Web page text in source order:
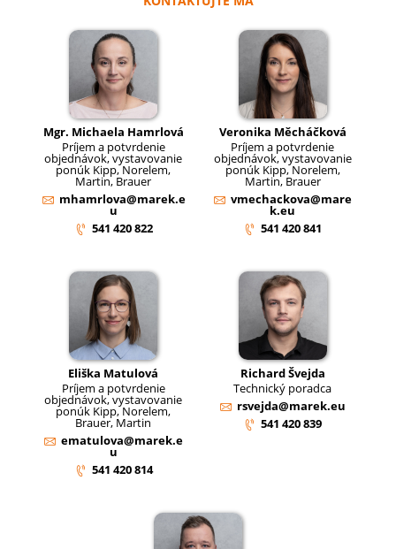
Mgr. Michaela Hamrlová
Príjem a potvrdenie
objednávok, vystavovanie
ponúk Kipp, Norelem,
Martin, Brauer
mhamrlova@marek.e
u
541 420 822
Veronika Měcháčková
Príjem a potvrdenie
objednávok, vystavovanie
ponúk Kipp, Norelem,
Martin, Brauer
vmechackova@mare
k.eu
541 420 841
Eliška Matulová
Príjem a potvrdenie
objednávok, vystavovanie
ponúk Kipp, Norelem,
Brauer, Martin
ematulova@marek.e
u
541 420 814
Richard Švejda
Technický poradca
rsvejda@marek.eu
541 420 839